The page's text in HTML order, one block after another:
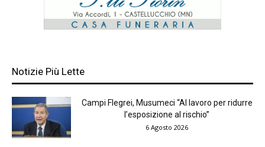
Notizie Più Lette
Campi Flegrei, Musumeci “Al lavoro per ridurre
l’esposizione al rischio”
6 Agosto 2026